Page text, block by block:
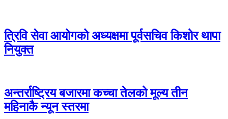
त्रिवि सेवा आयोगको अध्यक्षमा पूर्वसचिव किशोर थापा
नियुक्त
अन्तर्राष्ट्रिय बजारमा कच्चा तेलको मूल्य तीन
महिनाकै न्यून स्तरमा